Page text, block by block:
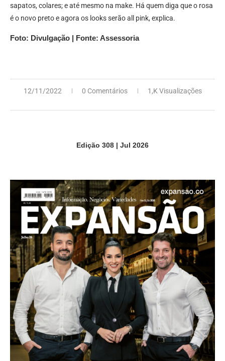
sapatos, colares; e até mesmo na make. Há quem diga que o rosa
é o novo preto e agora os looks serão all pink, explica.
Foto: Divulgação | Fonte: Assessoria
12/11/2022 0 Comentários 1,K Visualizações
Edição 308 | Jul 2026